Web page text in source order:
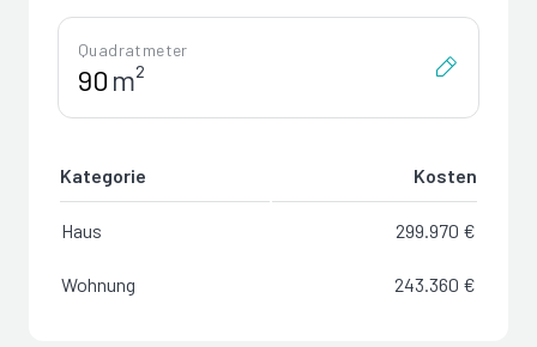
Quadratmeter
m²
Kategorie Kosten
Haus 299.970 €
Wohnung 243.360 €